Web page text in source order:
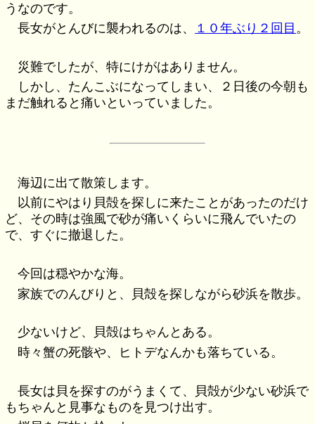
うなのです。
長女がとんびに襲われるのは、
１０年ぶり２回目 。
災難でしたが、特にけがはありません。
しかし、たんこぶになってしまい、２日後の今朝も
まだ触れると痛いといっていました。
海辺に出て散策します。
以前にやはり貝殻を探しに来たことがあったのだけ
ど、その時は強風で砂が痛いくらいに飛んでいたの
で、すぐに撤退した。
今回は穏やかな海。
家族でのんびりと、貝殻を探しながら砂浜を散歩。
少ないけど、貝殻はちゃんとある。
時々蟹の死骸や、ヒトデなんかも落ちている。
長女は貝を探すのがうまくて、貝殻が少ない砂浜で
もちゃんと見事なものを見つけ出す。